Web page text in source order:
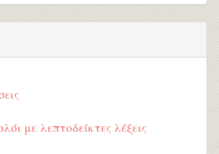
με λεπτοδείκτες λέξεις